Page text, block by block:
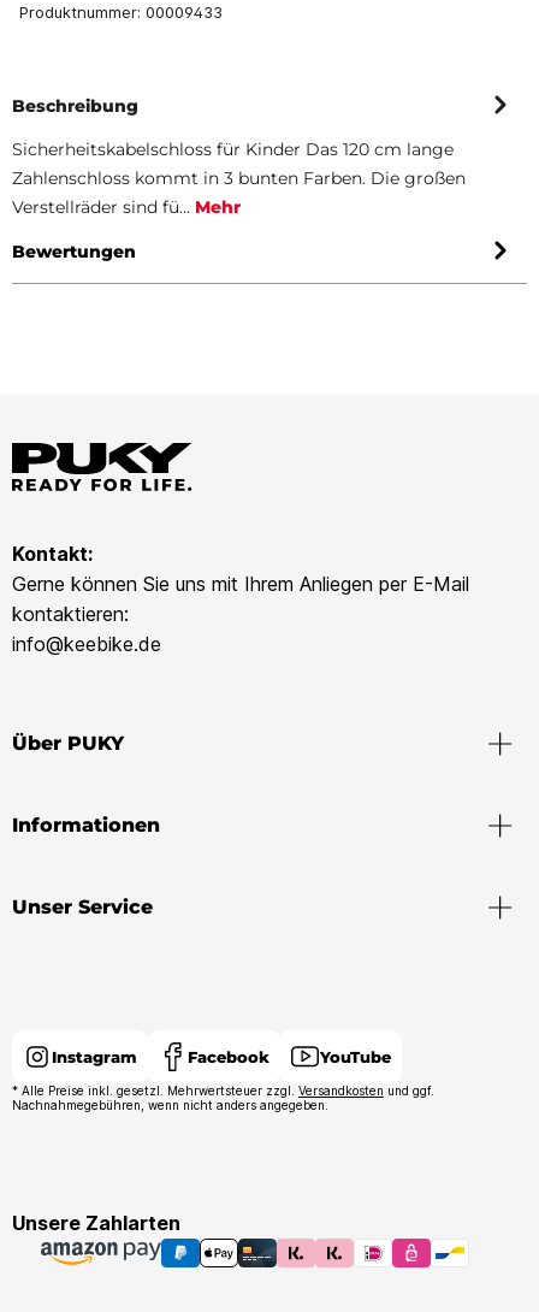
Produktnummer: 00009433
Beschreibung
Sicherheitskabelschloss für Kinder Das 120 cm lange
Zahlenschloss kommt in 3 bunten Farben. Die großen
Verstellräder sind fü… Mehr
Bewertungen
Kontakt:
Gerne können Sie uns mit Ihrem Anliegen per E-Mail
kontaktieren:
info@keebike.de
Über PUKY
Informationen
Unser Service
Instagram Facebook YouTube
* Alle Preise inkl. gesetzl. Mehrwertsteuer zzgl. Versandkosten und ggf.
Nachnahmegebühren, wenn nicht anders angegeben.
Unsere Zahlarten